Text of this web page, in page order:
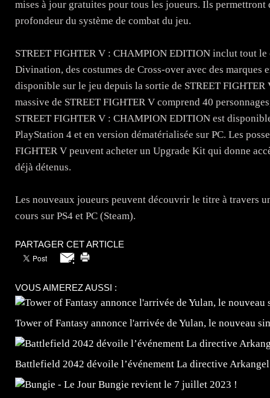
mises à jour gratuites pour tous les joueurs. Ils
profondeur du système de combat du jeu.
STREET FIGHTER V : CHAMPION EDITION inclut tout
Divination, des costumes de Cross-over avec des marques
disponible sur le jeu depuis la sortie de STREET
massive de STREET FIGHTER V comprend 40
STREET FIGHTER V : CHAMPION EDITION est
PlayStation 4 et en version dématérialisée sur PC. Les
FIGHTER V peuvent acheter un Upgrade Kit qui donne
déjà détenus.
Les nouveaux joueurs peuvent découvrir le titre à travers
cours sur PS4 et PC (Steam).
PARTAGER CET ARTICLE
VOUS AIMEREZ AUSSI :
Tower of Fantasy annonce l'arrivée de Yulan, le nouveau
Battlefield 2042 dévoile l’événement La directive Arkangel